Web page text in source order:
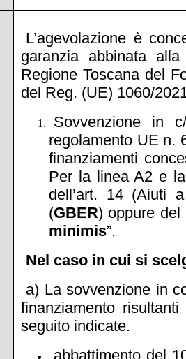
L’agevolazione è
garanzia abbinata
Regione Toscana del
del Reg. (UE) 1060/
Sovvenzione in
regolamento UE n.
finanziamenti
Per la linea A2 e
dell’art. 14 (Aiuti
(GBER) oppure del
minimis”.
Nel caso in cui si
a) La sovvenzione in
finanziamento
seguito indicate.
abbattimento del